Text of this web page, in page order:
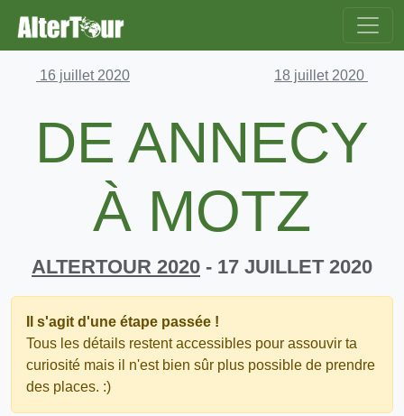
16 juillet 2020 18 juillet 2020
DE ANNECY
À MOTZ
ALTERTOUR 2020 - 17 JUILLET 2020
Il s'agit d'une étape passée !
Tous les détails restent accessibles pour assouvir ta
curiosité mais il n'est bien sûr plus possible de prendre
des places. :)